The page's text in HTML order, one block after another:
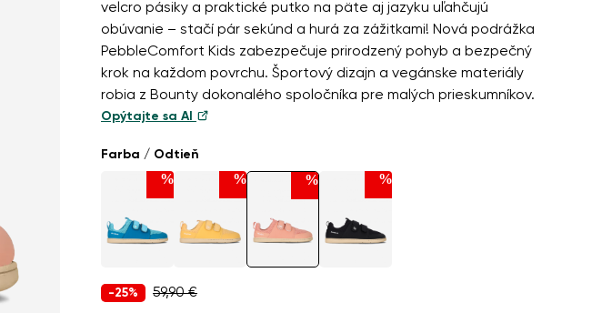
velcro pásiky a praktické putko na päte aj jazyku uľahčujú
obúvanie – stačí pár sekúnd a hurá za zážitkami! Nová podrážka
PebbleComfort Kids zabezpečuje prirodzený pohyb a bezpečný
krok na každom povrchu. Športový dizajn a vegánske materiály
robia z Bounty dokonalého spoločníka pre malých prieskumníkov.
Opýtajte sa AI
Farba / Odtieň
% % % %
-25% 59,90 €
Lenka Bounty Kids - Coral Pink